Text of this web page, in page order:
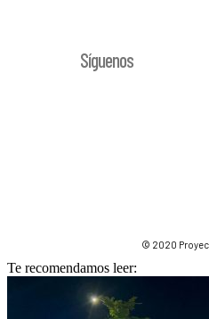
Síguenos
© 2020
Te recomendamos leer: